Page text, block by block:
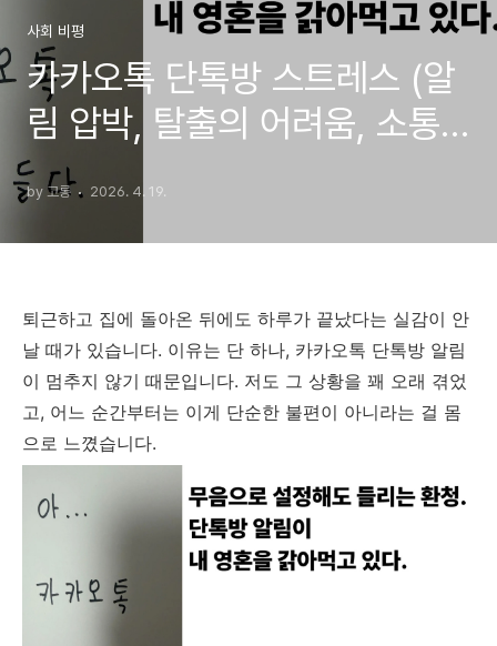
사회 비평
카카오톡 단톡방 스트레스 (알
림 압박, 탈출의 어려움, 소통
구조)
by 고롱 2026. 4. 19.
퇴근하고 집에 돌아온 뒤에도 하루가 끝났다는 실감이 안
날 때가 있습니다. 이유는 단 하나, 카카오톡 단톡방 알림
이 멈추지 않기 때문입니다. 저도 그 상황을 꽤 오래 겪었
고, 어느 순간부터는 이게 단순한 불편이 아니라는 걸 몸
으로 느꼈습니다.